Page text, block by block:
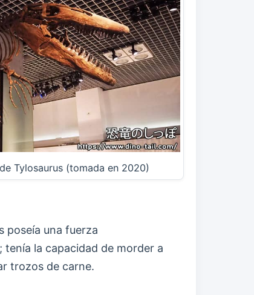
Tylosaurus (tomada en 2020)
poseía una fuerza
la capacidad de morder a
trozos de carne.